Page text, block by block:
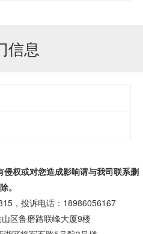
信息
侵权或对您造成影响请与我司联系删
除。
，投诉电话：18986056167
区鲁磨路联峰大厦9楼